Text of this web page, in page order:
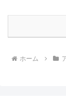
ホーム